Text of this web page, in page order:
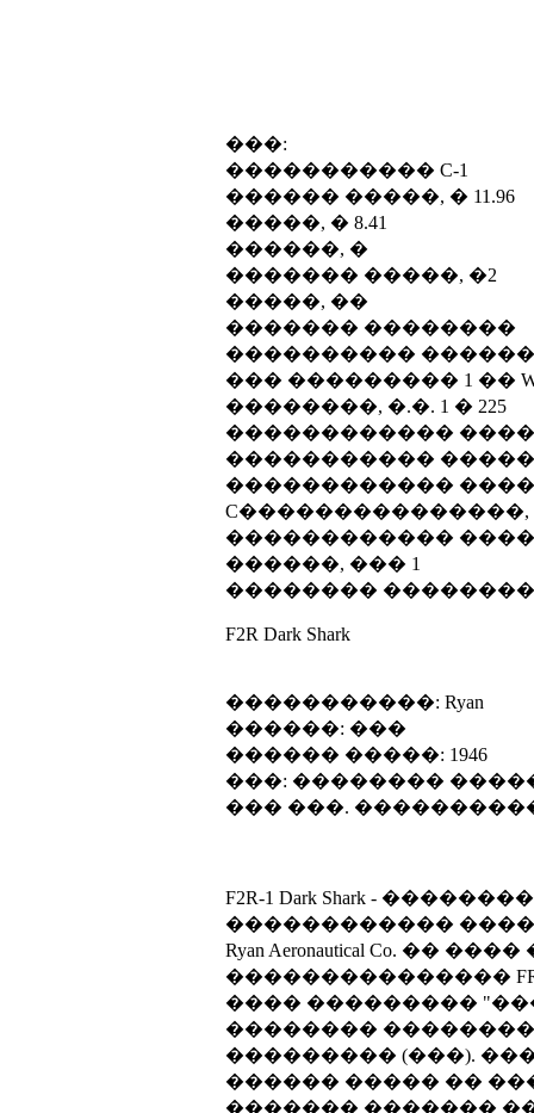
���:
����������� C-1
������ �����, � 11.96
�����, � 8.41
������, �
������� �����, �2
�����, ��
������� ��������
����������
��� ��������� 1 ��
��������, �.�. 1 � 225
������������
�����������
������������
C���������������,
������������
������, ��� 1
��������
F2R Dark Shark
�����������: Ryan
������: ���
������ �����: 1946
���: ��������
��� ���.
F2R-1 Dark Shark -
������������
Ryan Aeronautical Co.
���������������
���� ���������
��������
��������� (���).
������ ����� ��
������� �������